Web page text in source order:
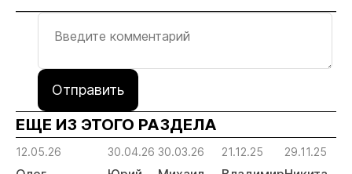
Отправить
ЕЩЕ ИЗ ЭТОГО РАЗДЕЛА
12.05.26 30.04.26 30.03.26 21.12.25 29.11.25